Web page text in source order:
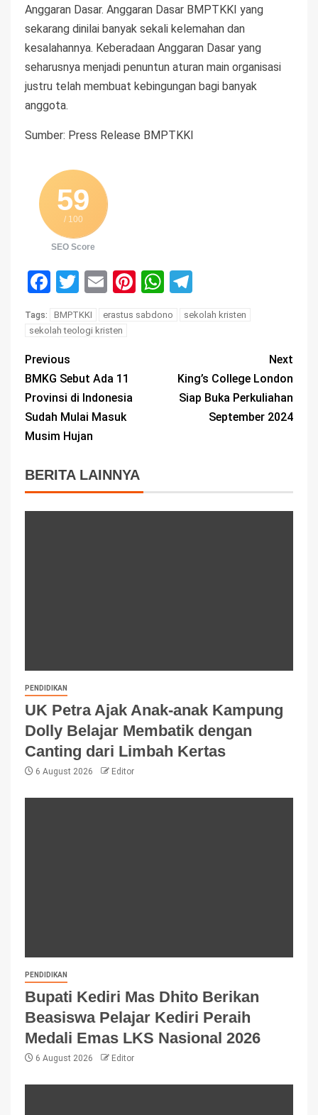
Anggaran Dasar. Anggaran Dasar BMPTKKI yang
sekarang dinilai banyak sekali kelemahan dan
kesalahannya. Keberadaan Anggaran Dasar yang
seharusnya menjadi penuntun aturan main organisasi
justru telah membuat kebingungan bagi banyak
anggota.
Sumber: Press Release BMPTKKI
59
/ 100
SEO Score
Facebook
Twitter
EmailPinterest
WhatsApp
Tags: BMPTKKI erastus sabdono
sekolah kristen
sekolah teologi kristen
Previous
BMKG Sebut Ada 11
Provinsi di Indonesia
Sudah Mulai Masuk
Musim Hujan
Next
King’s College London
Siap Buka Perkuliahan
September 2024
BERITA LAINNYA
PENDIDIKAN
UK Petra Ajak Anak-anak Kampung
Dolly Belajar Membatik dengan
Canting dari Limbah Kertas
6 August 2026 Editor
PENDIDIKAN
Bupati Kediri Mas Dhito Berikan
Beasiswa Pelajar Kediri Peraih
Medali Emas LKS Nasional 2026
6 August 2026 Editor